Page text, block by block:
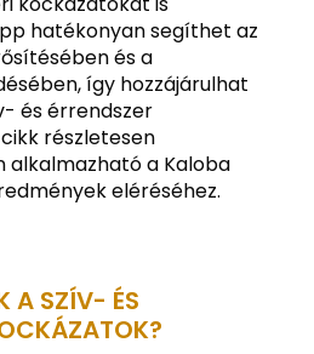
hatékonyan segíthet az
és a
így hozzájárulhat
és érrendszer
részletesen
alkalmazható a Kaloba
eléréséhez.
A SZÍV- ÉS